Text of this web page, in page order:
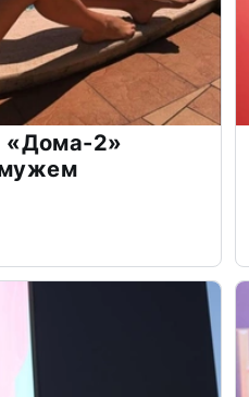
«Дома-2»